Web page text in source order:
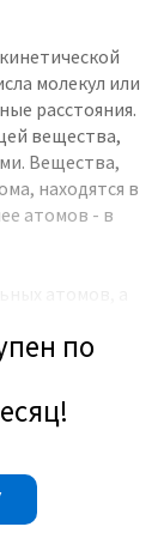
молекул или
расстояния.
вещества,
Вещества,
находятся в
атомов - в
атомов, а
десятки
того же числа
количество
буквой ν
моль.
по